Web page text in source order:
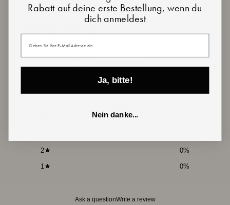
5
2 0%
1 0%
Ask a questionWrite a review
Rabatt auf deine erste Bestellung, wenn du
dich anmeldest
Deine E-Mail
Ja, bitte!
Nein danke...